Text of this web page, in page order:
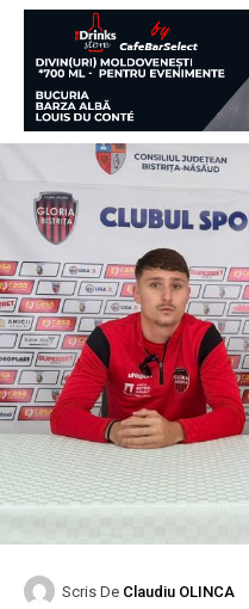
Scris De Claudiu OLINCA